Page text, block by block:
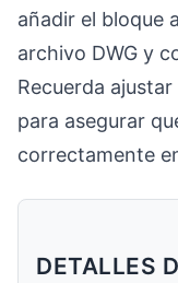
añadir el bloque
archivo DWG y
Recuerda
para asegurar
correctamente
DETALLES